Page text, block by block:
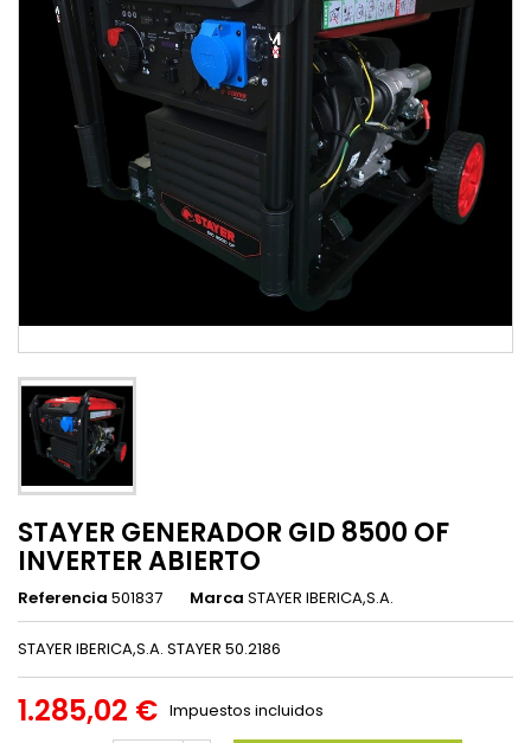
STAYER GENERADOR GID 8500 OF
INVERTER ABIERTO
Referencia 501837 Marca STAYER IBERICA,S.A.
STAYER IBERICA,S.A. STAYER 50.2186
1.285,02 € Impuestos incluidos